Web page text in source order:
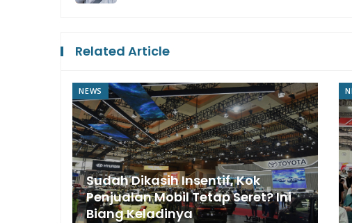
Related Article
NEWS
Sudah Dikasih Insentif, Kok
Penjualan Mobil Tetap Seret? Ini
Biang Keladinya